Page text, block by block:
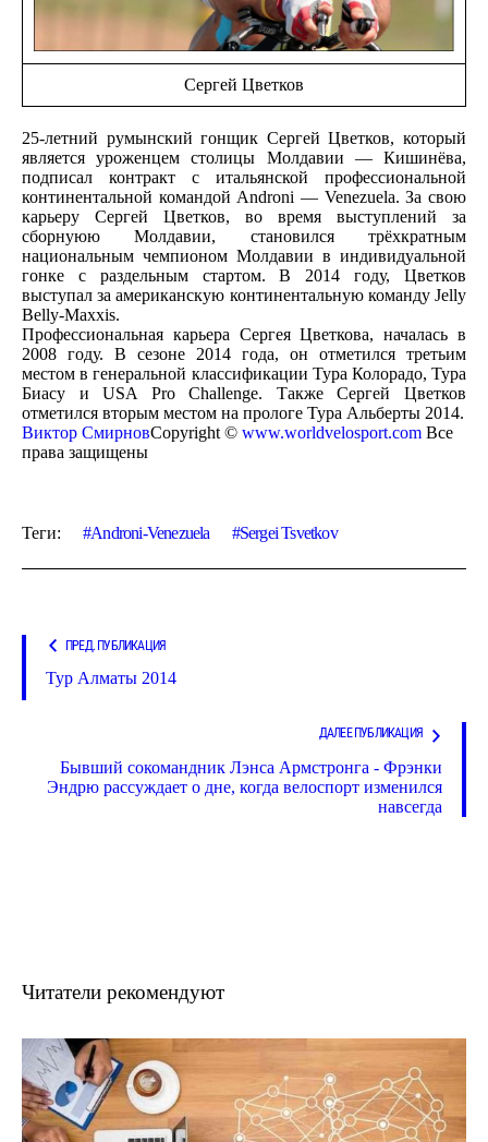
Сергей Цветков
25-летний румынский гонщик Сергей Цветков, который
является уроженцем столицы Молдавии — Кишинёва,
подписал контракт с итальянской профессиональной
континентальной командой Androni — Venezuela. За свою
карьеру Сергей Цветков, во время выступлений за
сборнуюю Молдавии, становился трёхкратным
национальным чемпионом Молдавии в индивидуальной
гонке с раздельным стартом. В 2014 году, Цветков
выступал за американскую континентальную команду Jelly
Belly-Maxxis.
Профессиональная карьера Сергея Цветкова, началась в
2008 году. В сезоне 2014 года, он отметился третьим
местом в генеральной классификации Тура Колорадо, Тура
Биасу и USA Pro Challenge. Также Сергей Цветков
отметился вторым местом на прологе Тура Альберты 2014.
Виктор СмирновCopyright © www.worldvelosport.com Все
права защищены
Теги: Androni-Venezuela Sergei Tsvetkov
ПРЕД. ПУБЛИКАЦИЯ
Тур Алматы 2014
ДАЛЕЕ ПУБЛИКАЦИЯ
Бывший сокомандник Лэнса Армстронга - Фрэнки
Эндрю рассуждает о дне, когда велоспорт изменился
навсегда
Читатели рекомендуют